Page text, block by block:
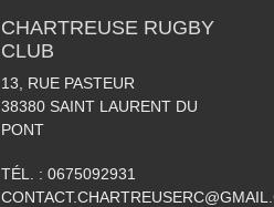
CHARTREUSE RUGBY
CLUB
13, RUE PASTEUR
38380 SAINT LAURENT DU
PONT
TÉL. : 0675092931